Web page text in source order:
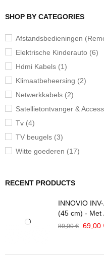
SHOP BY CATEGORIES
Afstandsbedieningen
Elektrische Kinderauto (6)
Hdmi Kabels (1)
Klimaatbeheersing (2)
Netwerkkabels (2)
Satellietontvanger &
Tv (4)
TV beugels (3)
Witte goederen (17)
RECENT PRODUCTS
INNOVIO
(45 cm) - Met
89,00€ 69,00